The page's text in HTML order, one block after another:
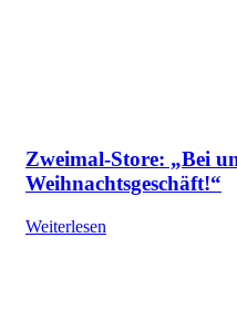
Zweimal-Store: „Bei
Weihnachtsgeschäft!“
Weiterlesen